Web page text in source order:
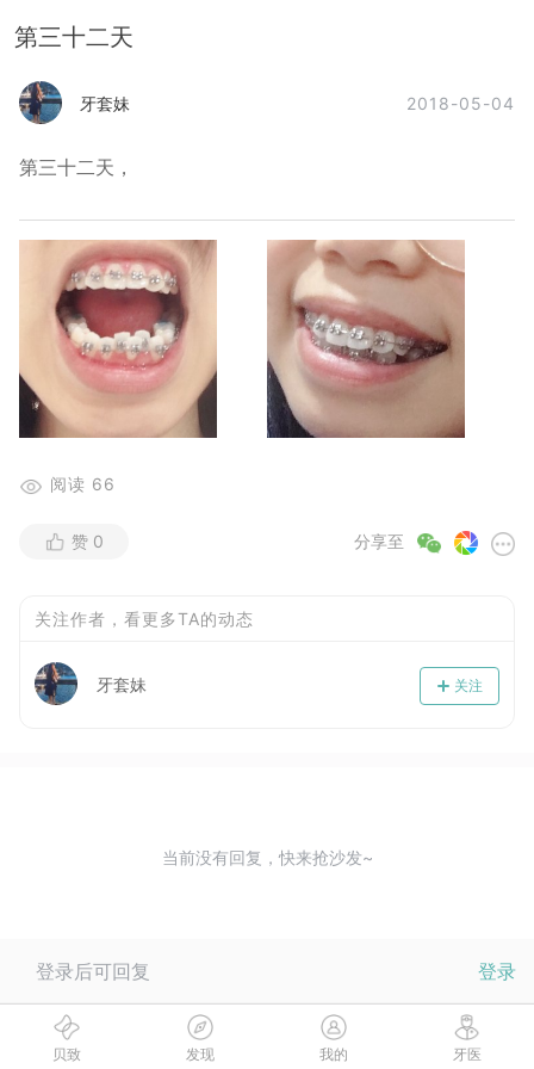
第三十二天
牙套妹 2018-05-04
第三十二天，
阅读 66
分享至
赞 0
关注作者，看更多TA的动态
关注
牙套妹
当前没有回复，快来抢沙发~
登录后可回复 登录
贝致 发现 我的 牙医